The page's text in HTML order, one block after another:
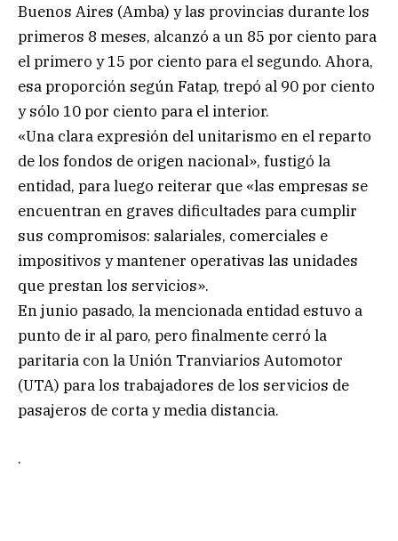
Buenos Aires (Amba) y las provincias durante los
primeros 8 meses, alcanzó a un 85 por ciento para
el primero y 15 por ciento para el segundo. Ahora,
esa proporción según Fatap, trepó al 90 por ciento
y sólo 10 por ciento para el interior.
«Una clara expresión del unitarismo en el reparto
de los fondos de origen nacional», fustigó la
entidad, para luego reiterar que «las empresas se
encuentran en graves dificultades para cumplir
sus compromisos: salariales, comerciales e
impositivos y mantener operativas las unidades
que prestan los servicios».
En junio pasado, la mencionada entidad estuvo a
punto de ir al paro, pero finalmente cerró la
paritaria con la Unión Tranviarios Automotor
(UTA) para los trabajadores de los servicios de
pasajeros de corta y media distancia.
.